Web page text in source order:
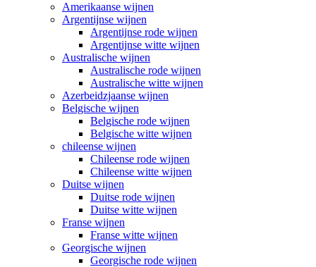
Amerikaanse wijnen
Argentijnse wijnen
Argentijnse rode wijnen
Argentijnse witte wijnen
Australische wijnen
Australische rode wijnen
Australische witte wijnen
Azerbeidzjaanse wijnen
Belgische wijnen
Belgische rode wijnen
Belgische witte wijnen
chileense wijnen
Chileense rode wijnen
Chileense witte wijnen
Duitse wijnen
Duitse rode wijnen
Duitse witte wijnen
Franse wijnen
Franse witte wijnen
Georgische wijnen
Georgische rode wijnen